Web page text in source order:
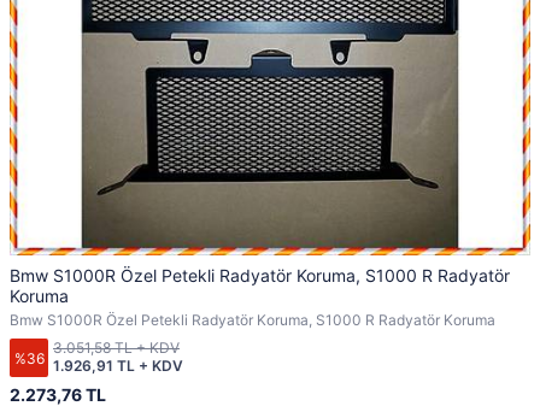
Bmw S1000R Özel Petekli Radyatör Koruma, S1000 R Radyatör
Koruma
Bmw S1000R Özel Petekli Radyatör Koruma, S1000 R Radyatör Koruma
%36
2.273,76 TL
1.926,91 TL + KDV
3.051,58 TL + KDV